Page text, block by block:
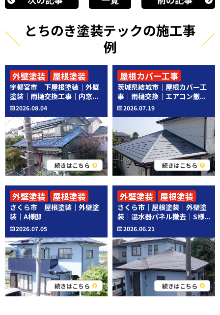
とちのき塗装テックの施工事
例
宇都宮市｜下屋根塗装｜外壁
塗装｜雨樋交換工事｜内窓...
2026.08.04
続きはこちら
外壁塗装
屋根塗装
その他工事
茨城県結城市｜屋根カバー工
事｜雨樋交換｜エアコン撤...
2026.07.19
続きはこちら
屋根カバー工事
その他工事
さくら市｜屋根塗装｜外壁塗
装｜A様邸
2026.07.05
続きはこちら
外壁塗装 屋根塗装
さくら市｜屋根塗装｜外壁塗
装｜温水器パネル撤去｜S様...
2026.06.21
続きはこちら
外壁塗装
屋根塗装
その他工事